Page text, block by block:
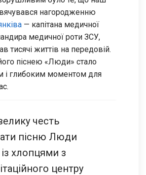
нагородженню
— капітана медичної
медичної роти ЗСУ,
тисячі життів на передовій.
піснею «Люди» стало
і глибоким моментом для
честь
пісню Люди
хлопцями з
центру